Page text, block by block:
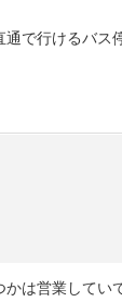
で行けるバス
取っていく形で
た。
した。
は営業してい